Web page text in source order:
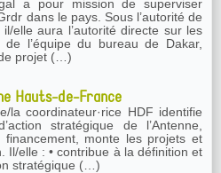
a pour mission de superviser
dans le pays. Sous l’autorité de
elle aura l’autorité directe sur les
l’équipe du bureau de Dakar,
projet (…)
Hauts-de-France
stratégique de l’Antenne,
monte les projets et
stratégique (…)